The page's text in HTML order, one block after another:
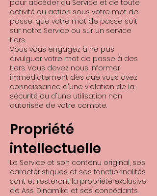
pour accéder au Service et de toute
activité ou action sous votre mot de
passe, que votre mot de passe soit
sur notre Service ou sur un service
tiers.
Vous vous engagez à ne pas
divulguer votre mot de passe à des
tiers. Vous devez nous informer
immédiatement dès que vous avez
connaissance d'une violation de la
sécurité ou d'une utilisation non
autorisée de votre compte.
Propriété
intellectuelle
Le Service et son contenu original, ses
caractéristiques et ses fonctionnalités
sont et resteront la propriété exclusive
de Ass. Dinamika et ses concédants.